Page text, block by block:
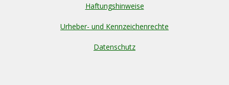
Haftungshinweise
Urheber- und Kennzeichenrechte
Datenschutz